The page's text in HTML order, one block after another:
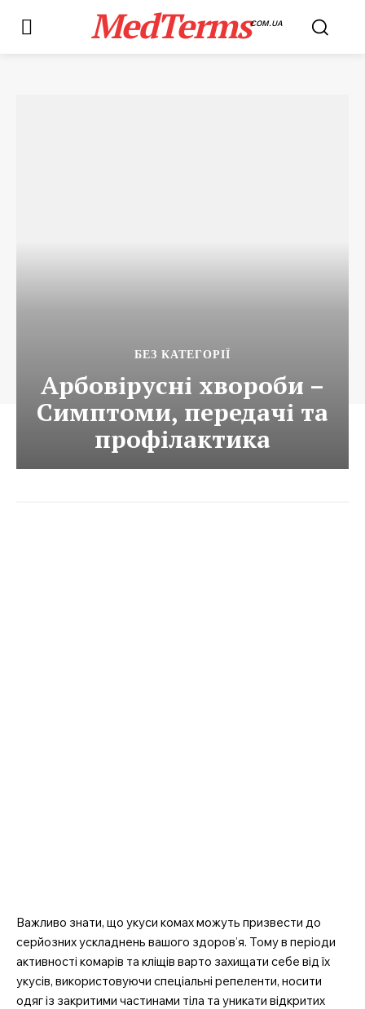
MedTermsCOM.UA
БЕЗ КАТЕГОРІЇ
Арбовірусні хвороби –
Симптоми, передачі та
профілактика
Важливо знати, що укуси комах можуть призвести до
серйозних ускладнень вашого здоров’я. Тому в періоди
активності комарів та кліщів варто захищати себе від їх
укусів, використовуючи спеціальні репеленти, носити
одяг із закритими частинами тіла та уникати відкритих